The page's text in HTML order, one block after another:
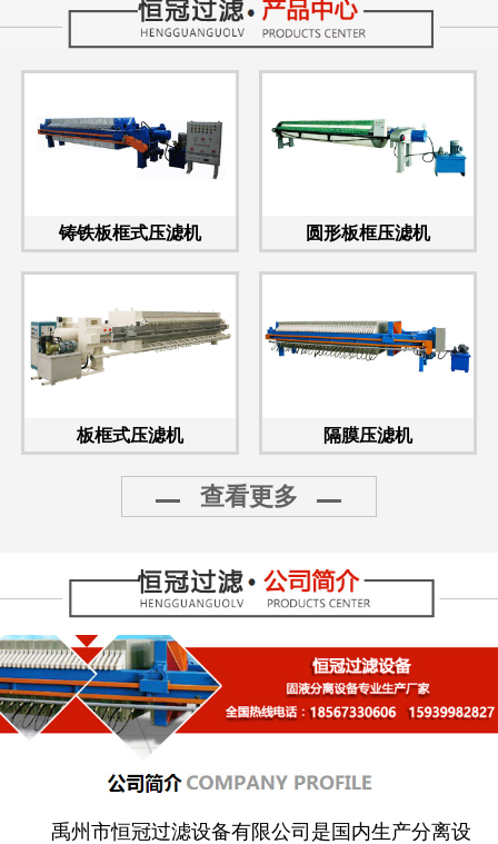
铸铁板框式压滤机 圆形板框压滤机
板框式压滤机 隔膜压滤机
查看更多
禹州市恒冠过滤设备有限公司是国内生产分离设